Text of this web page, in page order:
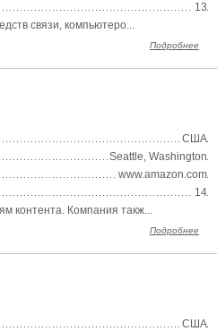
13
связи, компьютеро...
Подробнее
США
Seattle, Washington
www.amazon.com
14
контента. Компания такж...
Подробнее
США